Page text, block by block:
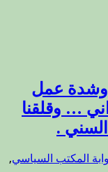
في
عموم
البلاد
مشاركة
ولقاء
رئيس
وشدة عمل
… وقلقنا
.
المكتب السياسي,